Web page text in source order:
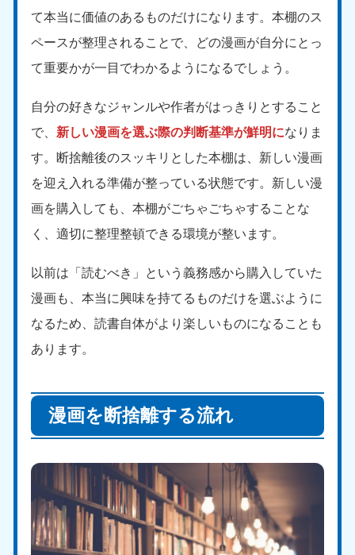
て本当に価値のあるものだけになります。本棚のス
ペースが整理されることで、どの漫画が自分にとっ
て重要かが一目でわかるようになるでしょう。
自分の好きなジャンルや作者がはっきりとすること
で、新しい漫画を選ぶ際の判断基準が鮮明になりま
す。断捨離後のスッキリとした本棚は、新しい漫画
を迎え入れる準備が整っている状態です。新しい漫
画を購入しても、本棚がごちゃごちゃすることな
く、適切に整理整頓できる環境が整います。
以前は「読むべき」という義務感から購入していた
漫画も、本当に興味を持てるものだけを選ぶように
なるため、読書自体がより楽しいものになることも
あります。
漫画を断捨離する流れ